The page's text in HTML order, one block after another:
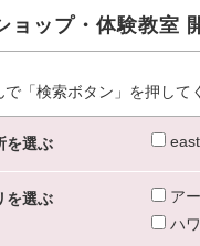
ョップ・体験教室
で「検索ボタン」を押して
を選ぶ
を選ぶ ア
ハ